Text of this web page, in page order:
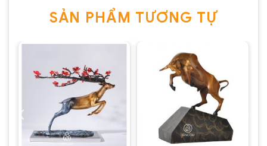
SẢN PHẨM TƯƠNG TỰ